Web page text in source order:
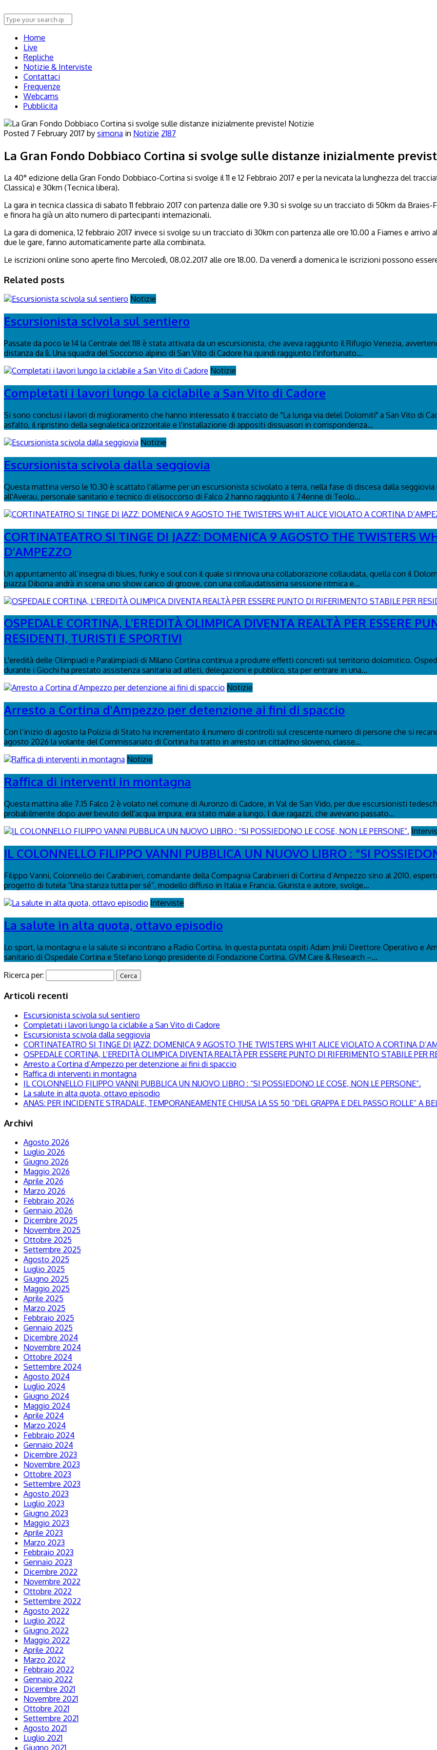
Home
Live
Repliche
Notizie & Interviste
Contattaci
Frequenze
Webcams
Pubblicita
Notizie
Posted 7 February 2017 by simona in Notizie 2187
La Gran Fondo Dobbiaco Cortina si svolge sulle distanze inizialmente
La 40° edizione della Gran Fondo Dobbiaco-Cortina si svolge il 11 e 12 Febbraio 2017 e per la nevicata la lunghezza del
Classica) e 30km (Tecnica libera).
La gara in tecnica classica di sabato 11 febbraio 2017 con partenza dalle ore 9.30 si svolge su un tracciato di 50km da
e finora ha già un alto numero di partecipanti internazionali.
La gara di domenica, 12 febbraio 2017 invece si svolge su un tracciato di 30km con partenza alle ore 10.00 a Fiames e
due le gare, fanno automaticamente parte alla combinata.
Le iscrizioni online sono aperte fino Mercoledì, 08.02.2017 alle ore 18.00. Da venerdì a domenica le iscrizioni possono
Related posts
Notizie
Escursionista scivola sul sentiero
Passate da poco le 14 la Centrale del 118 è stata attivata da un escursionista, che aveva raggiunto il Rifugio Venezia,
distanza da lì. Una squadra del Soccorso alpino di San Vito di Cadore ha quindi raggiunto l'infortunato...
Notizie
Completati i lavori lungo la ciclabile a San Vito di Cadore
Si sono conclusi i lavori di miglioramento che hanno interessato il tracciato de "La lunga via delel Dolomiti" a San Vito di
asfalto, il ripristino della segnaletica orizzontale e l'installazione di appositi dissuasori in corrispondenza...
Notizie
Escursionista scivola dalla seggiovia
Questa mattina verso le 10.30 è scattato l'allarme per un escursionista scivolato a terra, nella fase di discesa dalla
all'Averau, personale sanitario e tecnico di elisoccorso di Falco 2 hanno raggiunto il 74enne di Teolo...
CORTINATEATRO SI TINGE DI JAZZ: DOMENICA 9 AGOSTO THE TWISTERS
D’AMPEZZO
Un appuntamento all’insegna di blues, funky e soul con il quale si rinnova una collaborazione collaudata, quella con il
piazza Dibona andrà in scena uno show carico di groove, con una collaudatissima sessione ritmica e...
OSPEDALE CORTINA, L’EREDITÀ OLIMPICA DIVENTA REALTÀ PER ESSERE
RESIDENTI, TURISTI E SPORTIVI
L'eredità delle Olimpiadi e Paralimpiadi di Milano Cortina continua a produrre effetti concreti sul territorio dolomitico.
durante i Giochi ha prestato assistenza sanitaria ad atleti, delegazioni e pubblico, sta per entrare in una...
Notizie
Arresto a Cortina d'Ampezzo per detenzione ai fini di spaccio
Con l’inizio di agosto la Polizia di Stato ha incrementato il numero di controlli sul crescente numero di persone che si
agosto 2026 la volante del Commissariato di Cortina ha tratto in arresto un cittadino sloveno, classe...
Notizie
Raffica di interventi in montagna
Questa mattina alle 7.15 Falco 2 è volato nel comune di Auronzo di Cadore, in Val de San Vido, per due escursionisti
probabilmente dopo aver bevuto dell'acqua impura, era stato male a lungo. I due ragazzi, che avevano passato...
IL COLONNELLO FILIPPO VANNI PUBBLICA UN NUOVO LIBRO : “SI
Filippo Vanni, Colonnello dei Carabinieri, comandante della Compagnia Carabinieri di Cortina d’Ampezzo sino al 2010,
progetto di tutela “Una stanza tutta per sé”, modello diffuso in Italia e Francia. Giurista e autore, svolge...
Interviste
La salute in alta quota, ottavo episodio
Lo sport, la montagna e la salute si incontrano a Radio Cortina. In questa puntata ospiti Adam Jmili Direttore Operativo e
sanitario di Ospedale Cortina e Stefano Longo presidente di Fondazione Cortina. GVM Care & Research –...
Ricerca per:
Articoli recenti
Escursionista scivola sul sentiero
Completati i lavori lungo la ciclabile a San Vito di Cadore
Escursionista scivola dalla seggiovia
CORTINATEATRO SI TINGE DI JAZZ: DOMENICA 9 AGOSTO THE TWISTERS WHIT ALICE VIOLATO A CORTINA
OSPEDALE CORTINA, L’EREDITÀ OLIMPICA DIVENTA REALTÀ PER ESSERE PUNTO DI RIFERIMENTO STABILE PER
Arresto a Cortina d’Ampezzo per detenzione ai fini di spaccio
Raffica di interventi in montagna
IL COLONNELLO FILIPPO VANNI PUBBLICA UN NUOVO LIBRO : “SI POSSIEDONO LE COSE, NON LE PERSONE”.
La salute in alta quota, ottavo episodio
ANAS: PER INCIDENTE STRADALE, TEMPORANEAMENTE CHIUSA LA SS 50 “DEL GRAPPA E DEL PASSO ROLLE” A
Archivi
Agosto 2026
Luglio 2026
Giugno 2026
Maggio 2026
Aprile 2026
Marzo 2026
Febbraio 2026
Gennaio 2026
Dicembre 2025
Novembre 2025
Ottobre 2025
Settembre 2025
Agosto 2025
Luglio 2025
Giugno 2025
Maggio 2025
Aprile 2025
Marzo 2025
Febbraio 2025
Gennaio 2025
Dicembre 2024
Novembre 2024
Ottobre 2024
Settembre 2024
Agosto 2024
Luglio 2024
Giugno 2024
Maggio 2024
Aprile 2024
Marzo 2024
Febbraio 2024
Gennaio 2024
Dicembre 2023
Novembre 2023
Ottobre 2023
Settembre 2023
Agosto 2023
Luglio 2023
Giugno 2023
Maggio 2023
Aprile 2023
Marzo 2023
Febbraio 2023
Gennaio 2023
Dicembre 2022
Novembre 2022
Ottobre 2022
Settembre 2022
Agosto 2022
Luglio 2022
Giugno 2022
Maggio 2022
Aprile 2022
Marzo 2022
Febbraio 2022
Gennaio 2022
Dicembre 2021
Novembre 2021
Ottobre 2021
Settembre 2021
Agosto 2021
Luglio 2021
Giugno 2021